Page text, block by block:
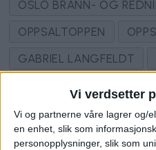
Vi verdsetter
Vi og partnerne våre lagrer og/
en enhet, slik som
personopplysninger, slik som
OSLO BRANN- OG
OPPSALTOPPEN
GABRIEL LANGFELDT